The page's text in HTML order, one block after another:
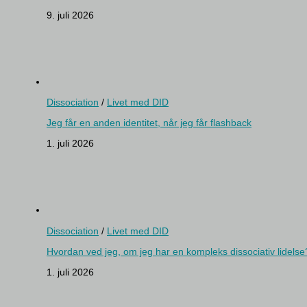
9. juli 2026
Dissociation / Livet med DID
Jeg får en anden identitet, når jeg får flashback
1. juli 2026
Dissociation / Livet med DID
Hvordan ved jeg, om jeg har en kompleks dissociativ
1. juli 2026